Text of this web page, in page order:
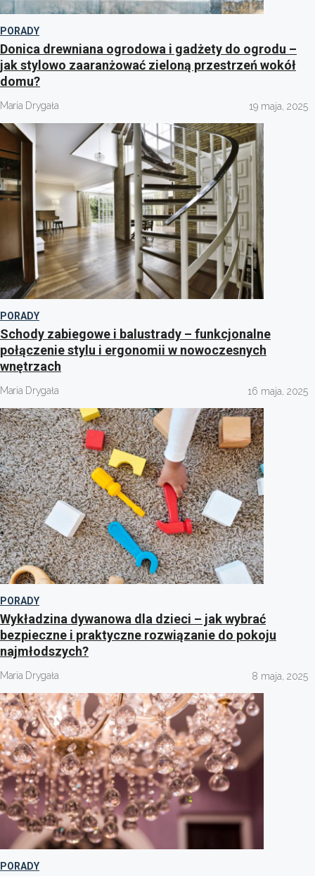
PORADY
Donica drewniana ogrodowa i gadżety do ogrodu –
jak stylowo zaaranżować zieloną przestrzeń wokół
domu?
Maria Drygała 19 maja, 2025
PORADY
Schody zabiegowe i balustrady – funkcjonalne
połączenie stylu i ergonomii w nowoczesnych
wnętrzach
Maria Drygała 16 maja, 2025
PORADY
Wykładzina dywanowa dla dzieci – jak wybrać
bezpieczne i praktyczne rozwiązanie do pokoju
najmłodszych?
Maria Drygała 8 maja, 2025
PORADY